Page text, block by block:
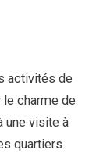
activités de
le charme de
une visite à
quartiers